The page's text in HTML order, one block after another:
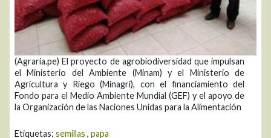
(Agraria.pe) El proyecto de agrobiodiversidad que impulsan
el Ministerio del Ambiente (Minam) y el Ministerio de
Agricultura y Riego (Minagri), con el financiamiento del
Fondo para el Medio Ambiente Mundial (GEF) y el apoyo de
la Organización de las Naciones Unidas para la Alimentación
Etiquetas: semillas , papa